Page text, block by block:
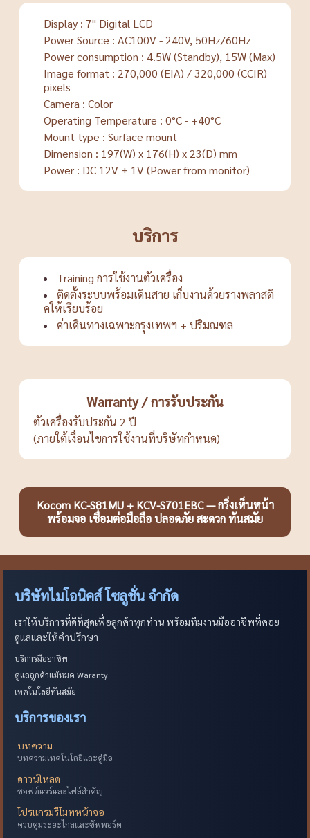
Display : 7" Digital LCD
Power Source : AC100V - 240V, 50Hz/60Hz
Power consumption : 4.5W (Standby), 15W (Max)
Image format : 270,000 (EIA) / 320,000 (CCIR)
pixels
Camera : Color
Operating Temperature : 0°C - +40°C
Mount type : Surface mount
Dimension : 197(W) x 176(H) x 23(D) mm
Power : DC 12V ± 1V (Power from monitor)
บริการ
Training การใช้งานตัวเครื่อง
ติดตั้งระบบพร้อมเดินสาย เก็บงานด้วยรางพลาสติ
คให้เรียบร้อย
ค่าเดินทางเฉพาะกรุงเทพฯ + ปริมณฑล
Warranty / การรับประกัน
ตัวเครื่องรับประกัน 2 ปี
(ภายใต้เงื่อนไขการใช้งานที่บริษัทกำหนด)
Kocom KC-S81MU + KCV-S701EBC — กริ่งเห็นหน้า
พร้อมจอ เชื่อมต่อมือถือ ปลอดภัย สะดวก ทันสมัย
บริษัทไมโอนิคส์ โซลูชั่น จำกัด
เราให้บริการที่ดีที่สุดเพื่อลูกค้าทุกท่าน พร้อมทีมงานมืออาชีพที่คอย
ดูแลและให้คำปรึกษา
บริการมืออาชีพ
ดูแลลูกค้าแม้หมด Waranty
เทคโนโลยีทันสมัย
บริการของเรา
บทความ
บทความเทคโนโลยีและคู่มือ
ดาวน์โหลด
ซอฟต์แวร์และไฟล์สำคัญ
โปรแกรมรีโมทหน้าจอ
ควบคุมระยะไกลและซัพพอร์ต